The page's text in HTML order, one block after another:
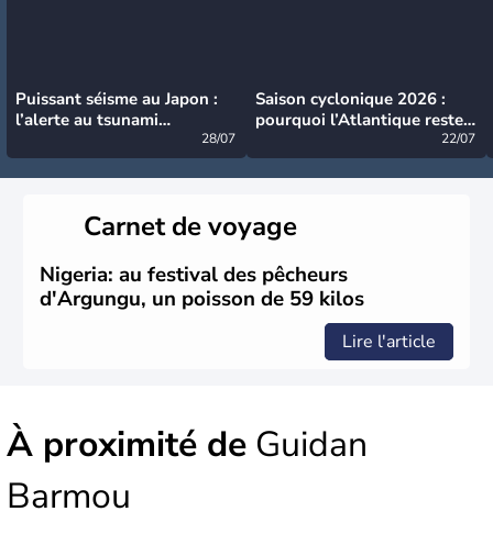
Puissant séisme au Japon :
l’alerte au tsunami
28/07
Saison cyclonique 2026 :
pourquoi l’Atlantique reste
22/07
Carnet de voyage
Nigeria: au festival des pêcheurs
d'Argungu, un poisson de 59 kilos
Lire l'article
À proximité de Guidan
Barmou